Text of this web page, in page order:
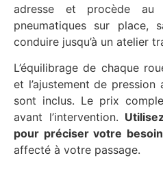
adresse et procède au
pneumatiques sur place,
conduire jusqu’à un atelier
L’équilibrage de chaque
et l’ajustement de
sont inclus. Le prix
avant l’intervention.
pour préciser votre besoin
affecté à votre passage.